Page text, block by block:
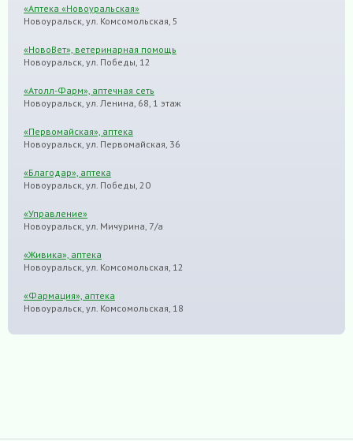
«Аптека «Новоуральская»
Новоуральск, ул. Комсомольская, 5
«НовоВет», ветеринарная помощь
Новоуральск, ул. Победы, 12
«Атолл-Фарм», аптечная сеть
Новоуральск, ул. Ленина, 68, 1 этаж
«Первомайская», аптека
Новоуральск, ул. Первомайская, 36
«Благодар», аптека
Новоуральск, ул. Победы, 20
«Управление»
Новоуральск, ул. Мичурина, 7/а
«Живика», аптека
Новоуральск, ул. Комсомольская, 12
«Фармация», аптека
Новоуральск, ул. Комсомольская, 18